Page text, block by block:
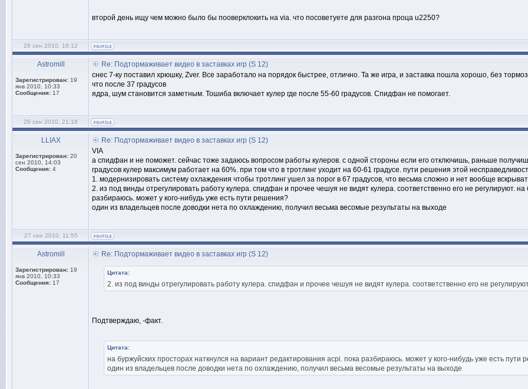
второй день ищу чем можно было бы пооверклокить на via. что посоветуете для разгона проца u2250?
26 сен 2010, 16:12
Astromill
Зарегистрирован: 19
янв 2010, 10:33
Сообщения: 17
Re: Подтормаживает видео в заставках игр (S 12)
снес 7-ку поставил хрюшку, Zver. Все заработало на порядок быстрее, отлично. Та же игра, и заставка пошла хорошо, без
что после 37 градусов
ядра, шум становится заметным. Тошиба включает кулер где после 55-60 градусов. Спидфан не помогает.
26 сен 2010, 21:18
LLIAX
Зарегистрирован: 20
сен 2010, 14:03
Сообщения: 4
Re: Подтормаживает видео в заставках игр (S 12)
VIA
а спидфан и не поможет. сейчас тоже задаюсь вопросом работы кулеров. с одной стороны если его отключишь, раньше
градусов кулер максимум работает на 60%. при том что в тротлинг уходит на 60-61 градусе. пути решения этой
1. модернизировать систему охлаждения чтобы тротлинг ушел за порог в 67 градусов, что весьма сложно и нет вообще
2. из под винды отрегулировать работу кулера. спидфан и прочее чешуя не видят кулера. соответственно его не регулируют.
разбираюсь. может у кого-нибудь уже есть пути решения?
один из владельцев после доводки нета по охлаждению, получил весьма весомые результаты на выходе
27 сен 2010, 11:55
Astromill
Зарегистрирован: 19
янв 2010, 10:33
Сообщения: 17
Re: Подтормаживает видео в заставках игр (S 12)
Цитата:
2. из под винды отрегулировать работу кулера. спидфан и прочее чешуя не видят кулера. соответственно его не
Подтверждаю, -факт.
Цитата:
на буржуйских просторах наткнулся на вариант редактирования acpi. пока разбираюсь. может у кого-нибудь уже есть пути
один из владельцев после доводки нета по охлаждению, получил весьма весомые результаты на выходе